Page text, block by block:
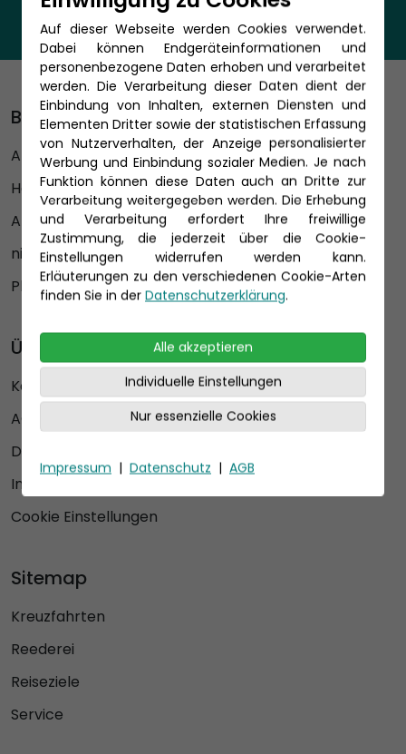
Auf dieser Webseite werden Cookies verwendet.
Dabei können Endgeräteinformationen und
personenbezogene Daten erhoben und verarbeitet
werden. Die Verarbeitung dieser Daten dient der
Einbindung von Inhalten, externen Diensten und
Elementen Dritter sowie der statistischen Erfassung
von Nutzerverhalten, der Anzeige personalisierter
Werbung und Einbindung sozialer Medien. Je nach
Funktion können diese Daten auch an Dritte zur
Verarbeitung weitergegeben werden. Die Erhebung
und Verarbeitung erfordert Ihre freiwillige
Zustimmung, die jederzeit über die Cookie-
Einstellungen widerrufen werden kann.
Erläuterungen zu den verschiedenen Cookie-Arten
finden Sie in der Datenschutzerklärung.
Alle akzeptieren
Individuelle Einstellungen
Nur essenzielle Cookies
Impressum | Datenschutz | AGB
Beliebte Reedereien
AIDA Cruises
Hapag Lloyd Cruises
A-ROSA
nicko cruises
Phoenix Kreuzfahrten
Über uns
Karriere
AGB
Datenschutz
Impressum
Cookie Einstellungen
Sitemap
Kreuzfahrten
Reederei
Reiseziele
Service